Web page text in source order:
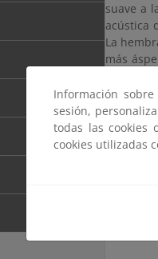
suave a
acústica
La
más
Información
sesión,
todas las cookies
cookies utilizadas